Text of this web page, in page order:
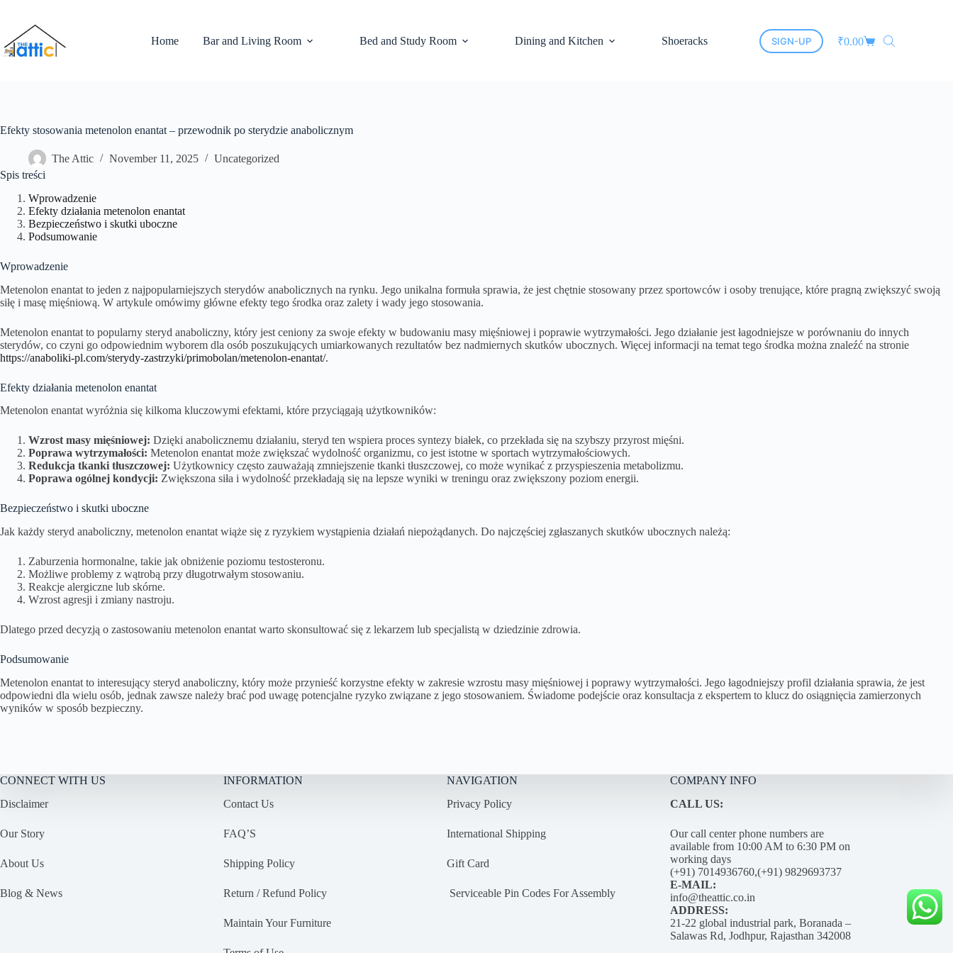
Home Bar and Living Room Bed and Study Room Dining and Kitchen Shoeracks New Arrivals Cane Furniture
SIGN-UP ₹0.00
Efekty stosowania metenolon enantat – przewodnik po sterydzie anabolicznym
The Attic November 11, 2025
Uncategorized
Spis treści
Wprowadzenie
Efekty działania metenolon enantat
Bezpieczeństwo i skutki uboczne
Podsumowanie
Wprowadzenie
Metenolon enantat to jeden z najpopularniejszych sterydów anabolicznych na rynku. Jego unikalna formuła sprawia, że jest chętnie stosowany przez sportowców i osoby trenujące, które pragną zwiększyć swoją
siłę i masę mięśniową. W artykule omówimy główne efekty tego środka oraz zalety i wady jego stosowania.
Metenolon enantat to popularny steryd anaboliczny, który jest ceniony za swoje efekty w budowaniu masy mięśniowej i poprawie wytrzymałości. Jego działanie jest łagodniejsze w porównaniu do innych
sterydów, co czyni go odpowiednim wyborem dla osób poszukujących umiarkowanych rezultatów bez nadmiernych skutków ubocznych. Więcej informacji na temat tego środka można znaleźć na stronie
https://anaboliki-pl.com/sterydy-zastrzyki/primobolan/metenolon-enantat/.
Efekty działania metenolon enantat
Metenolon enantat wyróżnia się kilkoma kluczowymi efektami, które przyciągają użytkowników:
Wzrost masy mięśniowej: Dzięki anabolicznemu działaniu, steryd ten wspiera proces syntezy białek, co przekłada się na szybszy przyrost mięśni.
Poprawa wytrzymałości: Metenolon enantat może zwiększać wydolność organizmu, co jest istotne w sportach wytrzymałościowych.
Redukcja tkanki tłuszczowej: Użytkownicy często zauważają zmniejszenie tkanki tłuszczowej, co może wynikać z przyspieszenia metabolizmu.
Poprawa ogólnej kondycji: Zwiększona siła i wydolność przekładają się na lepsze wyniki w treningu oraz zwiększony poziom energii.
Bezpieczeństwo i skutki uboczne
Jak każdy steryd anaboliczny, metenolon enantat wiąże się z ryzykiem wystąpienia działań niepożądanych. Do najczęściej zgłaszanych skutków ubocznych należą:
Zaburzenia hormonalne, takie jak obniżenie poziomu testosteronu.
Możliwe problemy z wątrobą przy długotrwałym stosowaniu.
Reakcje alergiczne lub skórne.
Wzrost agresji i zmiany nastroju.
Dlatego przed decyzją o zastosowaniu metenolon enantat warto skonsultować się z lekarzem lub specjalistą w dziedzinie zdrowia.
Podsumowanie
Metenolon enantat to interesujący steryd anaboliczny, który może przynieść korzystne efekty w zakresie wzrostu masy mięśniowej i poprawy wytrzymałości. Jego łagodniejszy profil działania sprawia, że jest
odpowiedni dla wielu osób, jednak zawsze należy brać pod uwagę potencjalne ryzyko związane z jego stosowaniem. Świadome podejście oraz konsultacja z ekspertem to klucz do osiągnięcia zamierzonych
wyników w sposób bezpieczny.
CONNECT WITH US
Disclaimer
Our Story
About Us
Blog & News
INFORMATION
Contact Us
FAQ’S
Shipping Policy
Return / Refund Policy
Maintain Your Furniture
NAVIGATION
Privacy Policy
International Shipping
Gift Card
Serviceable Pin Codes For Assembly
COMPANY INFO
CALL US:
Our call center phone numbers are
available from 10:00 AM to 6:30 PM on
working days
(+91) 7014936760,(+91) 9829693737
E-MAIL:
info@theattic.co.in
ADDRESS:
21-22 global industrial park, Boranada –
Salawas Rd, Jodhpur, Rajasthan 342008